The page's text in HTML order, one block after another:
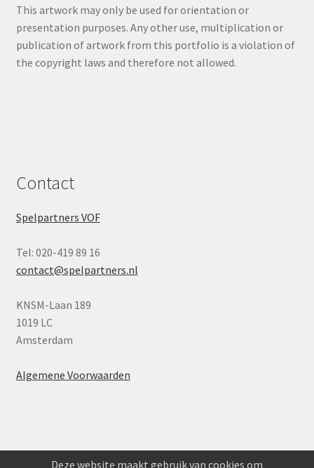
This artwork may only be used for orientation or
presentation purposes. Any other use, multiplication or
publication of artwork from this portfolio is a violation of
the copyright laws and therefore not allowed.
Contact
Spelpartners VOF
Tel: 020-419 89 16
contact@spelpartners.nl
KNSM-Laan 189
1019 LC
Amsterdam
Algemene Voorwaarden
Deze website maakt gebruik van cookies om